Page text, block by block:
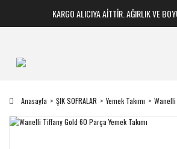
KARGO ALICIYA AİTTİR. AĞIRLIK VE
Anasayfa ŞIK SOFRALAR Yemek Takımı Wanelli